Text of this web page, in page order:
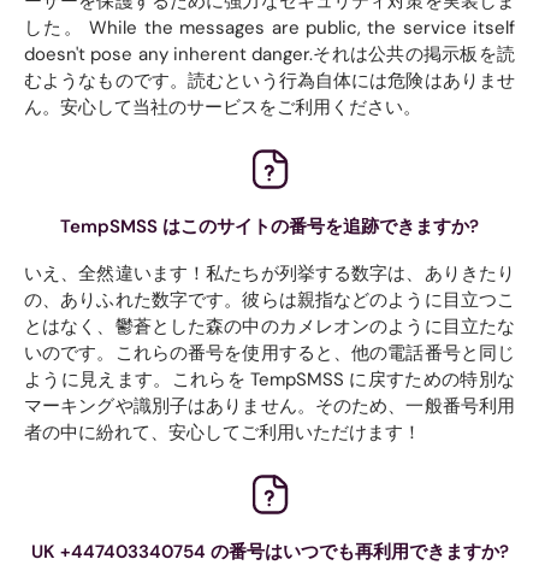
した。 While the messages are public, the service itself
doesn't pose any inherent danger.それは公共の掲示板を読
むようなものです。読むという行為自体には危険はありませ
ん。安心して当社のサービスをご利用ください。
TempSMSS はこのサイトの番号を追跡できますか?
いえ、全然違います！私たちが列挙する数字は、ありきたり
の、ありふれた数字です。彼らは親指などのように目立つこ
とはなく、鬱蒼とした森の中のカメレオンのように目立たな
いのです。これらの番号を使用すると、他の電話番号と同じ
ように見えます。これらを TempSMSS に戻すための特別な
マーキングや識別子はありません。そのため、一般番号利用
者の中に紛れて、安心してご利用いただけます！
UK +447403340754 の番号はいつでも再利用できますか?